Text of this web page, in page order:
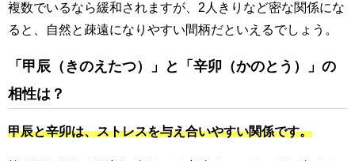
複数でいるなら緩和されますが、2人きりなど密な関係にな
ると、自然と疎遠になりやすい間柄だといえるでしょう。
「甲辰（きのえたつ）」と「辛卯（かのとう）」の
相性は？
甲辰と辛卯は、ストレスを与え合いやすい関係です。